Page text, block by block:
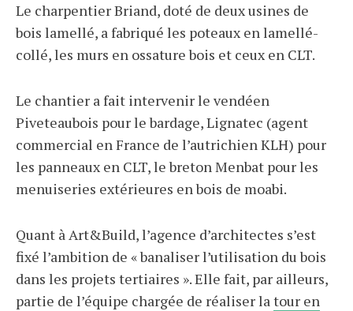
Le charpentier Briand, doté de deux usines de
bois lamellé, a fabriqué les poteaux en lamellé-
collé, les murs en ossature bois et ceux en CLT.
Le chantier a fait intervenir le vendéen
Piveteaubois pour le bardage, Lignatec (agent
commercial en France de l’autrichien KLH) pour
les panneaux en CLT, le breton Menbat pour les
menuiseries extérieures en bois de moabi.
Quant à Art&Build, l’agence d’architectes s’est
fixé l’ambition de « banaliser l’utilisation du bois
dans les projets tertiaires ». Elle fait, par ailleurs,
partie de l’équipe chargée de réaliser latour en